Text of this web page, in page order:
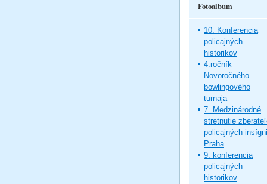
Fotoalbum
10. Konferencia
policajných
historikov
4.ročník
Novoročného
bowlingového
turnaja
7. Medzinárodné
stretnutie
policajných
Praha
9. konferencia
policajných
historikov